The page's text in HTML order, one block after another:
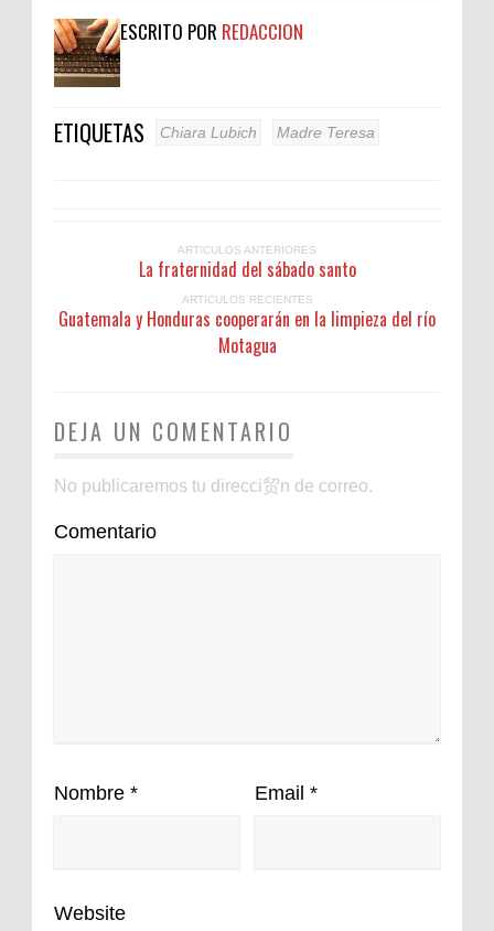
ESCRITO POR REDACCION
ETIQUETAS Chiara Lubich Madre Teresa
ARTICULOS ANTERIORES
La fraternidad del sábado santo
ARTICULOS RECIENTES
Guatemala y Honduras cooperarán en la limpieza del río
Motagua
DEJA UN COMENTARIO
No publicaremos tu direcci贸n de correo.
Comentario
Nombre * Email *
Website